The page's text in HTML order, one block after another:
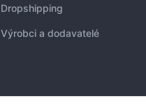
Dropshipping
Výrobci a dodavatelé